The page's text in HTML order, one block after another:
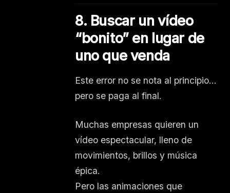
8. Buscar un vídeo
“bonito” en lugar de
uno que venda
Este error no se nota al principio…
pero se paga al final.
Muchas empresas quieren un
vídeo espectacular, lleno de
movimientos, brillos y música
épica.
Pero las animaciones que